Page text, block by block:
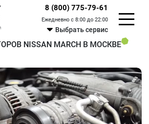
8 (800) 775-79-61
Ежедневно с 8:00 до 22:00
Выбрать сервис
NISSAN MARCH В МОСКВЕ